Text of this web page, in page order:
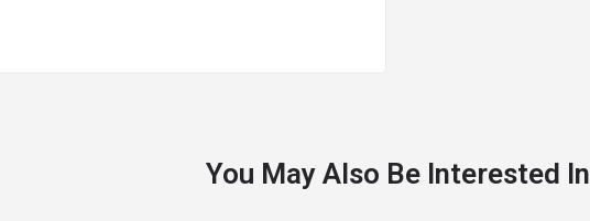
You May Also Be Interested In